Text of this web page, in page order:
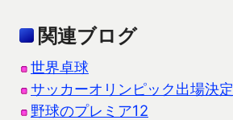
関連ブログ
世界卓球
サッカーオリンピック出場決定
野球のプレミア12